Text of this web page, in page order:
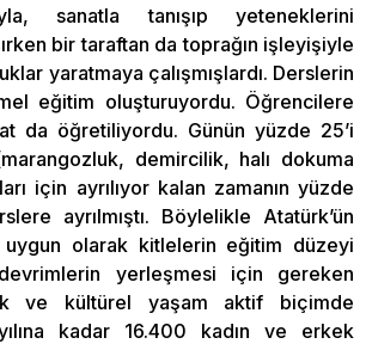
sanatla tanışıp yeteneklerini
bir taraftan da toprağın işleyişiyle
yaratmaya çalışmışlardı. Derslerin
eğitim oluşturuyordu. Öğrencilere
da öğretiliyordu. Günün yüzde 25’i
demircilik, halı dokuma
için ayrılıyor kalan zamanın yüzde
ayrılmıştı. Böylelikle Atatürk’ün
uygun olarak kitlelerin eğitim düzeyi
yerleşmesi için gereken
ve kültürel yaşam aktif biçimde
kadar 16.400 kadın ve erkek